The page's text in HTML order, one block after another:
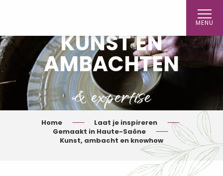
principal
MENU
KUNST EN
AMBACHTEN
& expertise
Home
Laat je inspireren
Gemaakt in Haute-Saône
Kunst, ambacht en knowhow